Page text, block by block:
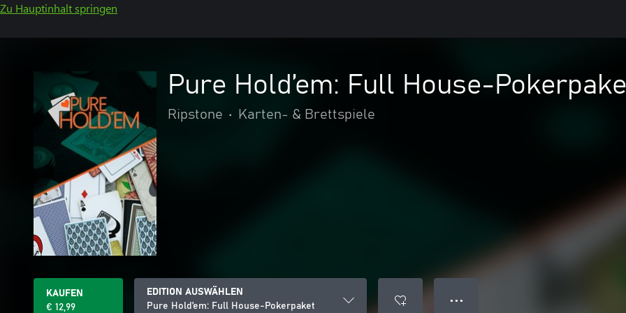
Zu Hauptinhalt springen
Pure Hold’em: Full House-
Ripstone • Karten- & Brettspiele
KAUFEN
€ 12,99
EDITION AUSWÄHLEN
Pure Hold’em: Full House-Pokerpaket
● ● ●